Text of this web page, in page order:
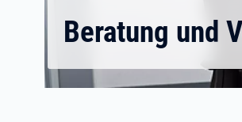
Beratung und